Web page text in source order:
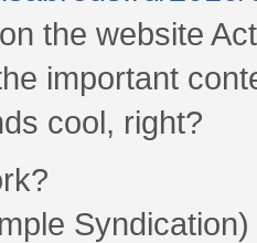
on the website
important
cool, right?